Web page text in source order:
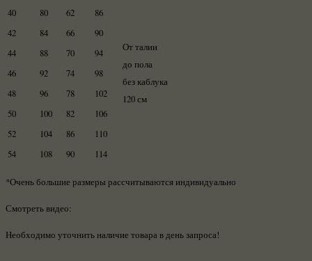
От талии
до пола
без каблука
120 см
40 80 62
86
42
84 66
90
44
88 70
94
46
92 74
98
48
96 78
102
50
100 82
106
52
104 86
110
54
108 90 114
*Очень большие размеры рассчитываются индивидуально
Смотреть видео:
Необходимо уточнить наличие товара в день запроса!